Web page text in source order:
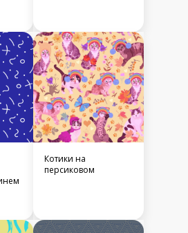
Котики на
персиковом